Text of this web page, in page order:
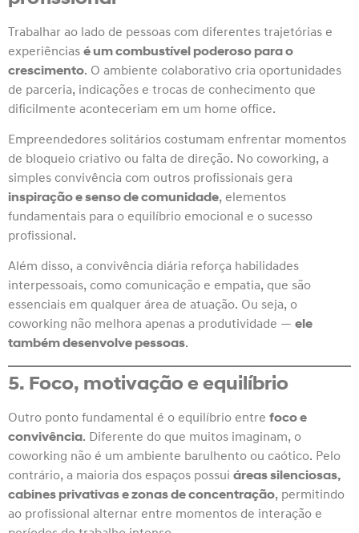
Trabalhar ao lado de pessoas com diferentes trajetórias e
experiências é um combustível poderoso para o
crescimento. O ambiente colaborativo cria oportunidades
de parceria, indicações e trocas de conhecimento que
dificilmente aconteceriam em um home office.
Empreendedores solitários costumam enfrentar momentos
de bloqueio criativo ou falta de direção. No coworking, a
simples convivência com outros profissionais gera
inspiração e senso de comunidade, elementos
fundamentais para o equilíbrio emocional e o sucesso
profissional.
Além disso, a convivência diária reforça habilidades
interpessoais, como comunicação e empatia, que são
essenciais em qualquer área de atuação. Ou seja, o
coworking não melhora apenas a produtividade — ele
também desenvolve pessoas.
5. Foco, motivação e equilíbrio
Outro ponto fundamental é o equilíbrio entre foco e
convivência. Diferente do que muitos imaginam, o
coworking não é um ambiente barulhento ou caótico. Pelo
contrário, a maioria dos espaços possui áreas silenciosas,
cabines privativas e zonas de concentração, permitindo
ao profissional alternar entre momentos de interação e